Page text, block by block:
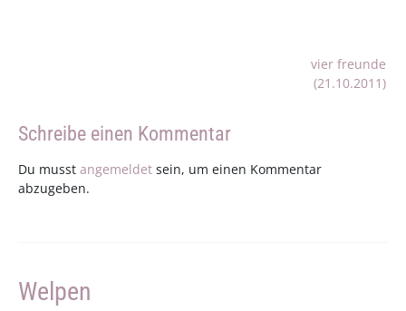
vier freunde
(21.10.2011)
Schreibe einen Kommentar
Du musst angemeldet sein, um einen Kommentar
abzugeben.
Welpen